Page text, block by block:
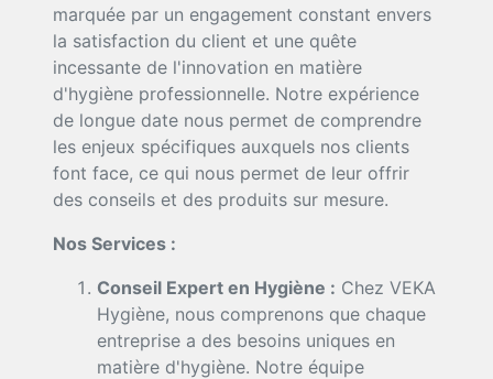
marquée par un engagement constant envers
la satisfaction du client et une quête
incessante de l'innovation en matière
d'hygiène professionnelle. Notre expérience
de longue date nous permet de comprendre
les enjeux spécifiques auxquels nos clients
font face, ce qui nous permet de leur offrir
des conseils et des produits sur mesure.
Nos Services :
Conseil Expert en Hygiène : Chez VEKA
Hygiène, nous comprenons que chaque
entreprise a des besoins uniques en
matière d'hygiène. Notre équipe